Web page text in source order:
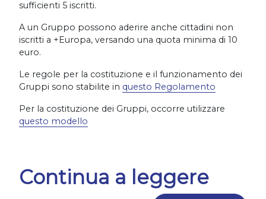
sufficienti 5 iscritti.
A un Gruppo possono aderire anche cittadini non
iscritti a +Europa, versando una quota minima di 10
euro.
Le regole per la costituzione e il funzionamento dei
Gruppi sono stabilite in questo Regolamento
Per la costituzione dei Gruppi, occorre utilizzare
questo modello
Continua a leggere